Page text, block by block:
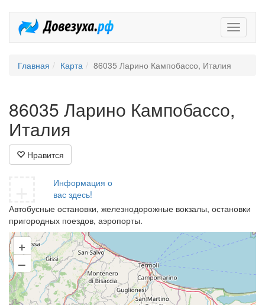
Главная Карта 86035 Ларино Кампобассо, Италия
86035 Ларино Кампобассо,
Италия
Нравится
Информация о
вас здесь!
Автобусные остановки, железнодорожные вокзалы, остановки
пригородных поездов, аэропорты.
+
–